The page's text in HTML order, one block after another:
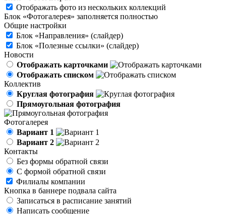
Отображать фото из нескольких коллекций
Блок «Фотогалерея» заполняется полностью
Общие настройки
Блок «Направления» (слайдер)
Блок «Полезные ссылки» (слайдер)
Новости
Отображать карточками
Отображать списком
Коллектив
Круглая фотография
Прямоугольная фотография
Фотогалерея
Вариант 1
Вариант 2
Контакты
Без формы обратной связи
С формой обратной связи
Филиалы компании
Кнопка в баннере подвала сайта
Записаться в расписание занятий
Написать сообщение